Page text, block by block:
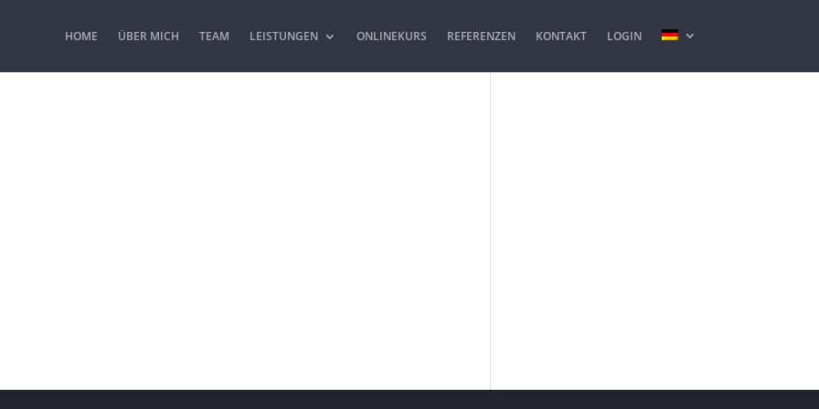
HOME ÜBER MICH TEAM LEISTUNGEN ONLINEKURS REFERENZEN KONTAKT LOGIN